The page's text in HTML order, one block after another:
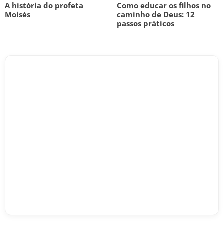
A história do profeta
Moisés
Como educar os filhos no
caminho de Deus: 12
passos práticos